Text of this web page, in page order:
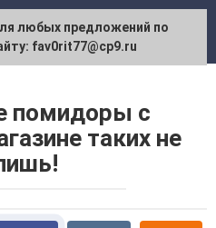
помидоры с
таких не
любых предложений по
fav0rit77@cp9.ru